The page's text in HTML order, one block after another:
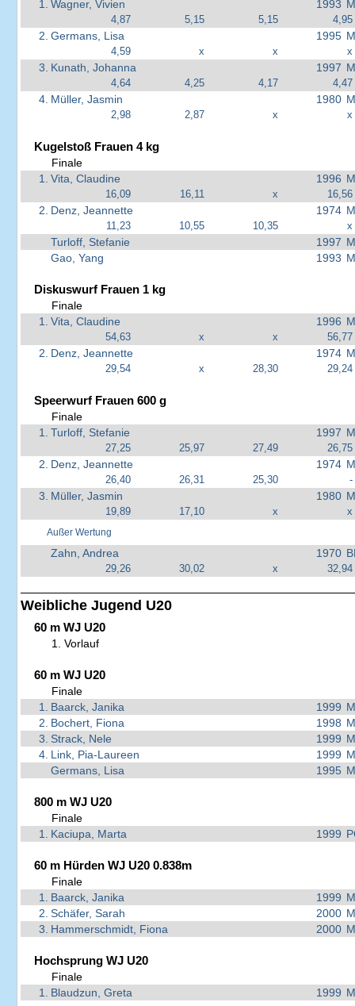
1.
Wagner, Vivien 1993
4,87 5,15 5,15 4,95
2. Germans, Lisa 1995
4,59 x x x
3. Kunath, Johanna 1997
4,64 4,25 4,17 4,47
4. Müller, Jasmin 1980
2,98 2,87 x x
Kugelstoß Frauen 4 kg
Finale
1.
Vita, Claudine 1996
16,09 16,11 x 16,56
2. Denz, Jeannette 1974
11,23 10,55 10,35 x
Turloff, Stefanie 1997
Gao, Yang
1993
Diskuswurf Frauen 1 kg
Finale
1.
Vita, Claudine 1996
54,63 x x 56,77
2. Denz, Jeannette 1974
29,54 x 28,30 29,24
Speerwurf Frauen 600 g
Finale
1.
Turloff, Stefanie 1997
27,25 25,97 27,49 26,75
2. Denz, Jeannette 1974
26,40 26,31 25,30 -
3. Müller, Jasmin 1980
19,89 17,10 x x
Außer Wertung
Zahn, Andrea 1970
29,26 30,02 x 32,94
Weibliche Jugend U20
60 m WJ U20
1. Vorlauf
60 m WJ U20
Finale
1.
Baarck, Janika 1999
2. Bochert, Fiona 1998
3. Strack, Nele 1999
4. Link, Pia-Laureen 1999
Germans, Lisa
1995
800 m WJ U20
Finale
1.
Kaciupa, Marta 1999
60 m Hürden WJ U20 0.838m
Finale
1.
Baarck, Janika 1999
2. Schäfer, Sarah 2000
3. Hammerschmidt, Fiona 2000
Hochsprung WJ U20
Finale
1.
Blaudzun, Greta 1999